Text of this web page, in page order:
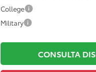
College
Military
CONSULTA